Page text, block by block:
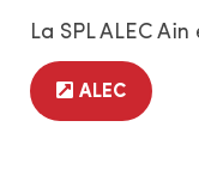
La SPL ALEC
ALEC